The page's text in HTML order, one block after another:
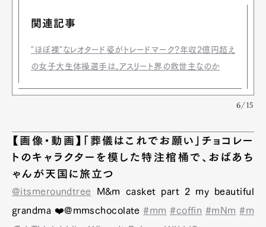
関連記事
"ほぼ裸"なレオタード姿がトレードマーク？年収2億円超え
の女子大生体操選手は、アスリート界の救世主なのか
6/15
【画像・動画】「葬儀はこれでお願い」チョコレー
トのキャラクターを模した特注棺桶で、おばあち
ゃんが天国に旅立つ
@itsmeroundtree
M&m casket part 2 my beautiful
grandma ❤️@mmschocolate#mm #coffin #mNm #m